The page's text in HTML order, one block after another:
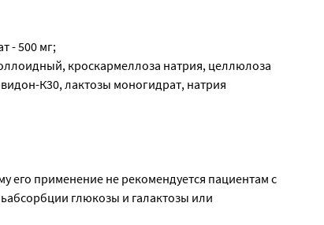
- 500 мг;
кроскармеллоза натрия, целлюлоза
К30, лактозы моногидрат, натрия
его применение не рекомендуется пациентам с
глюкозы и галактозы или